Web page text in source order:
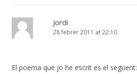
Jordi
28 febrer 2011 at 22:10
El poema que jo he escrit es el següent: